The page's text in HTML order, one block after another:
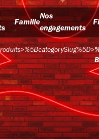
Famille
Nos
engagements
>%5BcategorySlug%5D>